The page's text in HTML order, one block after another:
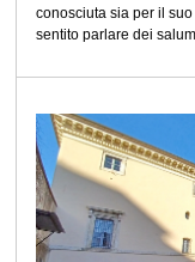
conosciuta sia per il
sentito parlare dei salum